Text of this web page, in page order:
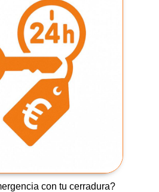
con tu cerradura?